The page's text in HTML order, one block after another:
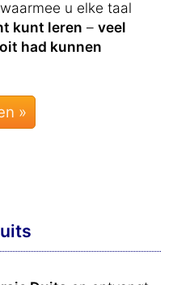
u elke taal
kunt leren – veel
had kunnen
»